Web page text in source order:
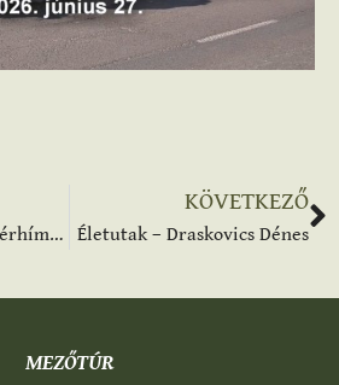
A magyarországi fehérhímzések típusai múzeumunkban – videó
KÖVETKEZŐ
Életutak – Draskovics Dénes
MEZŐTÚR